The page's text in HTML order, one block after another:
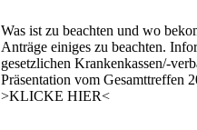
Was ist zu beachten und wo
Anträge einiges zu beachten.
gesetzlichen Krankenkassen/-
Präsentation vom Gesamttreffen
>KLICKE HIER<